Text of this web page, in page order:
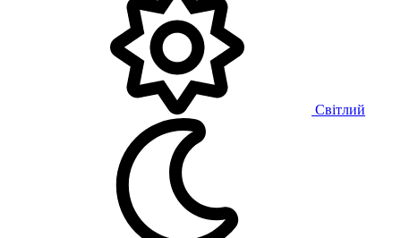
Світлий